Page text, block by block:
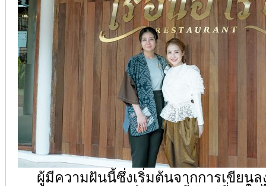
ผู้มีความฝันนี้ซึ่งเริ่มต้นจากการเขียน